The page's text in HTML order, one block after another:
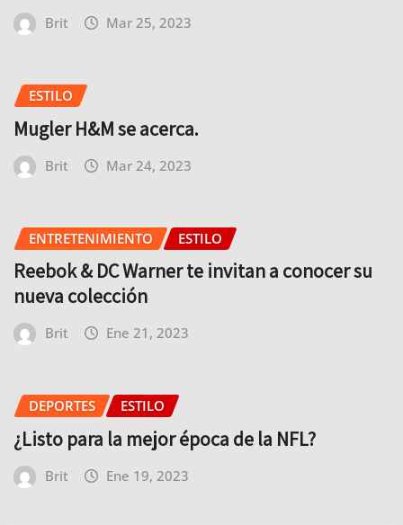
Brit Mar 25, 2023
ESTILO
Mugler H&M se acerca.
Brit Mar 24, 2023
ENTRETENIMIENTO ESTILO
Reebok & DC Warner te invitan a conocer su
nueva colección
Brit Ene 21, 2023
DEPORTES ESTILO
¿Listo para la mejor época de la NFL?
Brit Ene 19, 2023